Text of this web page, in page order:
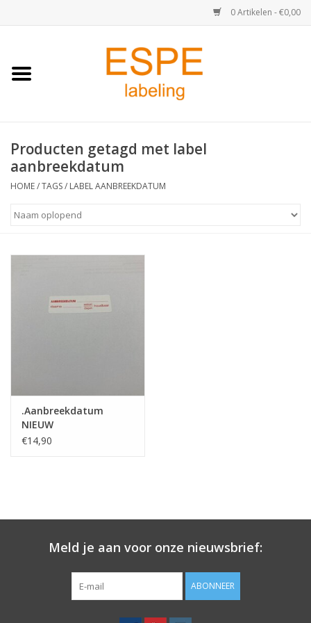
0 Artikelen - €0,00
Home
Retail
Horeca & Food
Industrie
Verzend-etiketten
Producten getagd met label
aanbreekdatum
HOME/TAGS/ LABEL AANBREEKDATUM
.Aanbreekdatum
NIEUW
€14,90
Meld je aan voor onze nieuwsbrief:
ABONNEER